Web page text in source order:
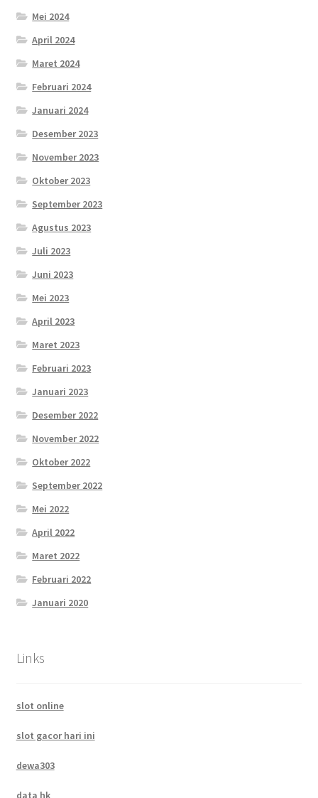
Mei 2024
April 2024
Maret 2024
Februari 2024
Januari 2024
Desember 2023
November 2023
Oktober 2023
September 2023
Agustus 2023
Juli 2023
Juni 2023
Mei 2023
April 2023
Maret 2023
Februari 2023
Januari 2023
Desember 2022
November 2022
Oktober 2022
September 2022
Mei 2022
April 2022
Maret 2022
Februari 2022
Januari 2020
Links
slot online
slot gacor hari ini
dewa303
data hk